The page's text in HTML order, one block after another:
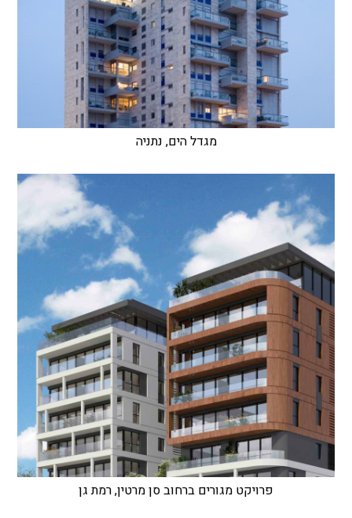
מגדל הים, נתניה
פרויקט מגורים ברחוב סן מרטין, רמת גן